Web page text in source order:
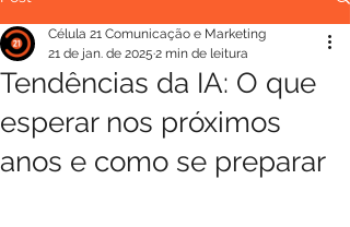
Tendências da IA: O que
esperar nos próximos
anos e como se preparar
Célula 21 Comunicação e Marketing
21 de jan. de 2025 2 min de leitura